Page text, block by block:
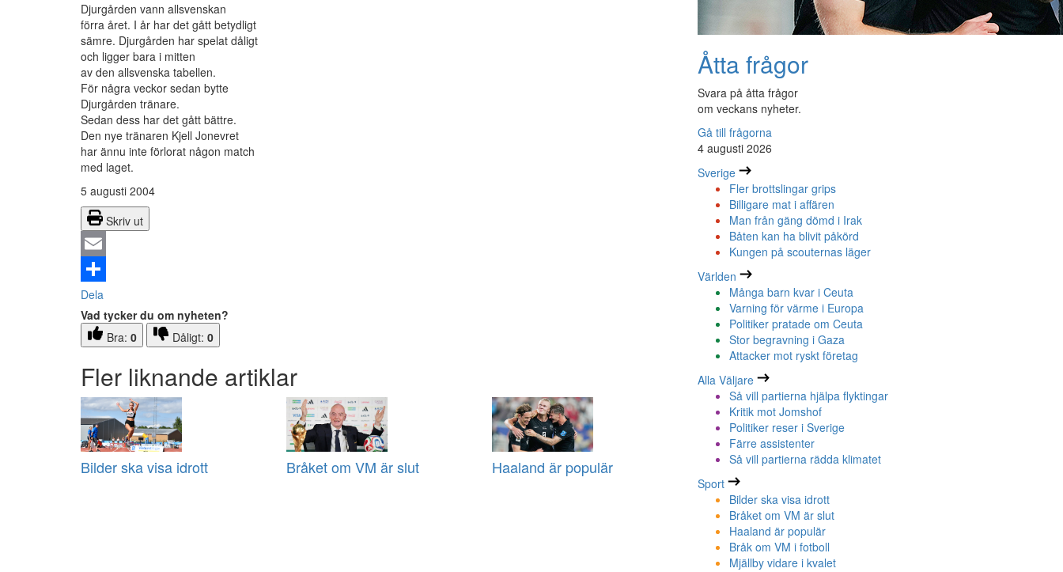
Djurgården vann allsvenskan
förra året. I år har det gått betydligt
sämre. Djurgården har spelat dåligt
och ligger bara i mitten
av den allsvenska tabellen.
För några veckor sedan bytte
Djurgården tränare.
Sedan dess har det gått bättre.
Den nye tränaren Kjell Jonevret
har ännu inte förlorat någon match
med laget.
5 augusti 2004
Skriv ut
Email
Dela
Vad tycker du om nyheten?
Bra: 0 Dåligt: 0
Fler liknande artiklar
Bilder ska visa idrott Bråket om VM är slut Haaland är populär
Åtta frågor
Svara på åtta frågor
om veckans nyheter.
Gå till frågorna
4 augusti 2026
Sverige
Fler brottslingar grips
Billigare mat i affären
Man från gäng dömd i Irak
Båten kan ha blivit påkörd
Kungen på scouternas läger
Världen
Många barn kvar i Ceuta
Varning för värme i Europa
Politiker pratade om Ceuta
Stor begravning i Gaza
Attacker mot ryskt företag
Alla Väljare
Så vill partierna hjälpa flyktingar
Kritik mot Jomshof
Politiker reser i Sverige
Färre assistenter
Så vill partierna rädda klimatet
Sport
Bilder ska visa idrott
Bråket om VM är slut
Haaland är populär
Bråk om VM i fotboll
Mjällby vidare i kvalet